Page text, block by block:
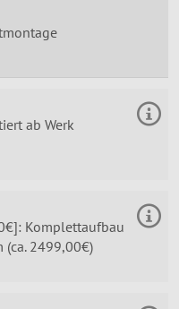
ab Werk
Komplettaufbau
(ca. 2499,00€)